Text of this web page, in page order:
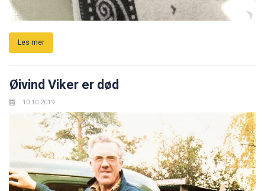
Les mer
Øivind Viker er død
10.10.2019